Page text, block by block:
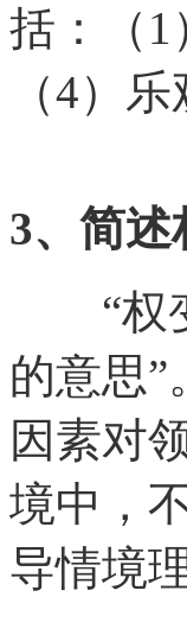
括：（1
（4）
3、简述
“权变
的意思
因素对
境中，
导情境